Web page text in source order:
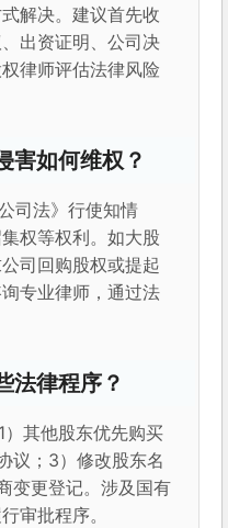
解决。建议首先收
出资证明、公司决
律师评估法律风险
害如何维权？
司法》行使知情
权等权利。如大股
司回购股权或提起
专业律师，通过法
法律程序？
）其他股东优先购买
议；3）修改股东名
变更登记。涉及国有
审批程序。